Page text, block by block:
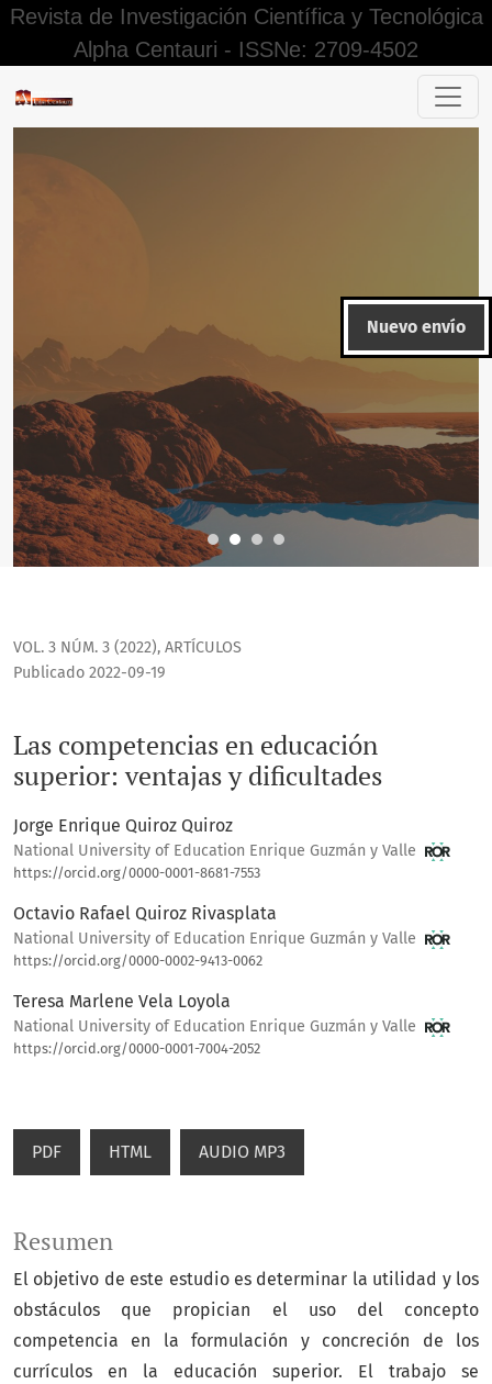
Revista de Investigación Científica y Tecnológica
Alpha Centauri - ISSNe: 2709-4502
Las competencias en educación superior: ventajas y
Nuevo envío
VOL. 3 NÚM. 3 (2022), ARTÍCULOS
Las competencias en educación
superior: ventajas y dificultades
Publicado 2022-09-19
Jorge Enrique Quiroz Quiroz
National University of Education Enrique Guzmán y Valle
https://orcid.org/0000-0001-8681-7553
Octavio Rafael Quiroz Rivasplata
National University of Education Enrique Guzmán y Valle
https://orcid.org/0000-0002-9413-0062
Teresa Marlene Vela Loyola
National University of Education Enrique Guzmán y Valle
https://orcid.org/0000-0001-7004-2052
PDF HTML AUDIO MP3
Resumen
El objetivo de este estudio es determinar la utilidad y los
obstáculos que propician el uso del concepto
competencia en la formulación y concreción de los
currículos en la educación superior. El trabajo se